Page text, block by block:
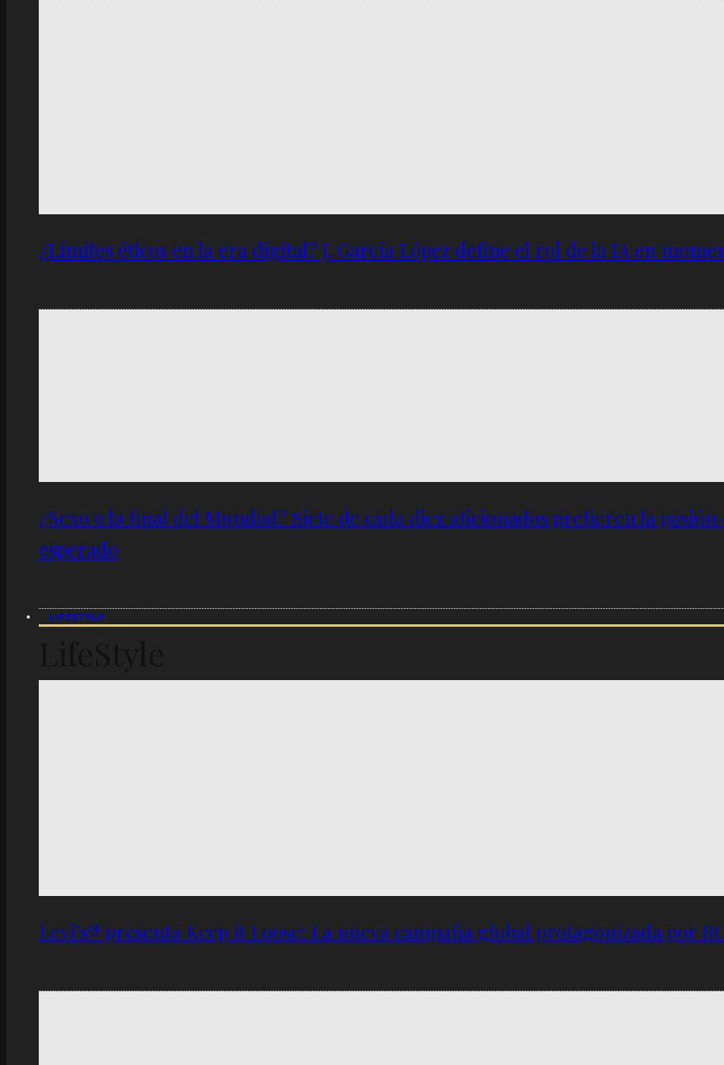
¿Límites éticos en la era digital? J. García López define el rol de la IA en
¿Sexo o la final del Mundial? Siete de cada diez aficionados prefieren la
esperado
LIFESTYLE
Levi’s® presenta Keep it Loose: La nueva campaña global protagonizada por